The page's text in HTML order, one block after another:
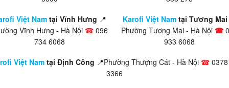
Việt Namtại Vĩnh Hưng 📍
Vĩnh Hưng - Hà Nội ☎096
734 6068
Karofi Việt Namtại Tương Mai
Phường Tương Mai - Hà Nội ☎
933 6068
Việt Nam tại Định Công 📍Phường Thượng Cát - Hà Nội ☎
3366